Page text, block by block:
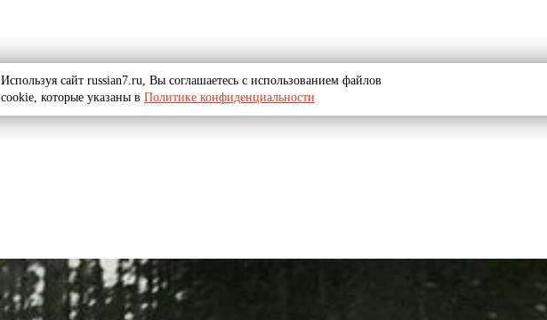
Используя сайт russian7.ru, Вы соглашаетесь с использованием файлов
cookie, которые указаны в Политике конфиденциальности